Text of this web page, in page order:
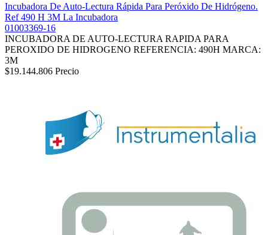
Incubadora De Auto-Lectura Rápida Para Peróxido De Hidrógeno.
Ref 490 H 3M La Incubadora
01003369-16
INCUBADORA DE AUTO-LECTURA RAPIDA PARA
PEROXIDO DE HIDROGENO REFERENCIA: 490H MARCA:
3M
$19.144.806 Precio